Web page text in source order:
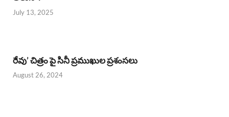
July 13, 2025
రేవు’ చిత్రం పై సినీ ప్రముఖుల ప్రశంసలు
August 26, 2024